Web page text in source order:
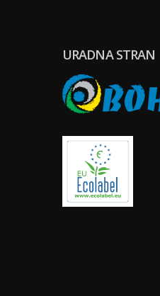
URADNA STRAN